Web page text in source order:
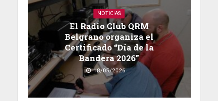
NOTICIAS
El Radio Club QRM
Belgrano organiza el
Certificado “Día de la
Bandera 2026”
18/05/2026